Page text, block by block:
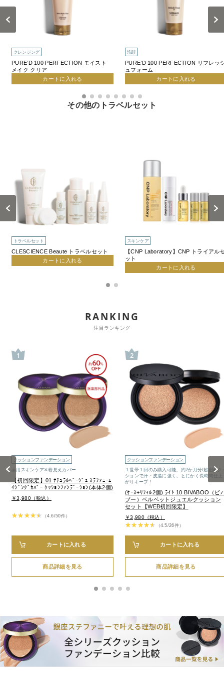
クレンジング
PURE’D 100 PERFECTION モイスト
メイク クリア
カートに入れる
洗顔
PURE’D 100 PERFECTION リフレッ
ュフォーム
カートに入れる
その他のトラベルセット
Previous
トラベルセット
CLESCIENCE Beaute トラベルセット
カートに入れる
スキンケア
【CNP Laboratory】CNP トライアル
ット
カートに入れる
Next
RANKING
注目ランキング
Previous
1
クッションファンデーション
薬用スキンケア✕若見えカバー
【初回限定】01 ﾅﾁｭﾗﾙﾍﾞｰｼﾞｭ ｽﾃﾌｧﾆｰｴ
ｲｼﾞﾝｸﾞｶﾊﾞｰ ｸｯｼｮﾝﾌｧﾝﾃﾞｰｼｮﾝ(本体2個)
￥3,980（税込）
（4.6/50件）
カートに入れる
商品詳細を見る
2
クッションファンデーション
１世帯１回のみ購入可能。約2か月分/超密着ク
ションで汗・皮脂に強く、とにかく長時間仕上
がりキープ！
(ｹｰｽ+ﾘﾌｨﾙ2個) ﾗｲﾄ 10 BIVABOO（ビ
ブー）ベルベットジュエルクッション
セット【WEB初回限定】
￥3,980（税込）
（4.5/26件）
カートに入れる
商品詳細を見る
Next